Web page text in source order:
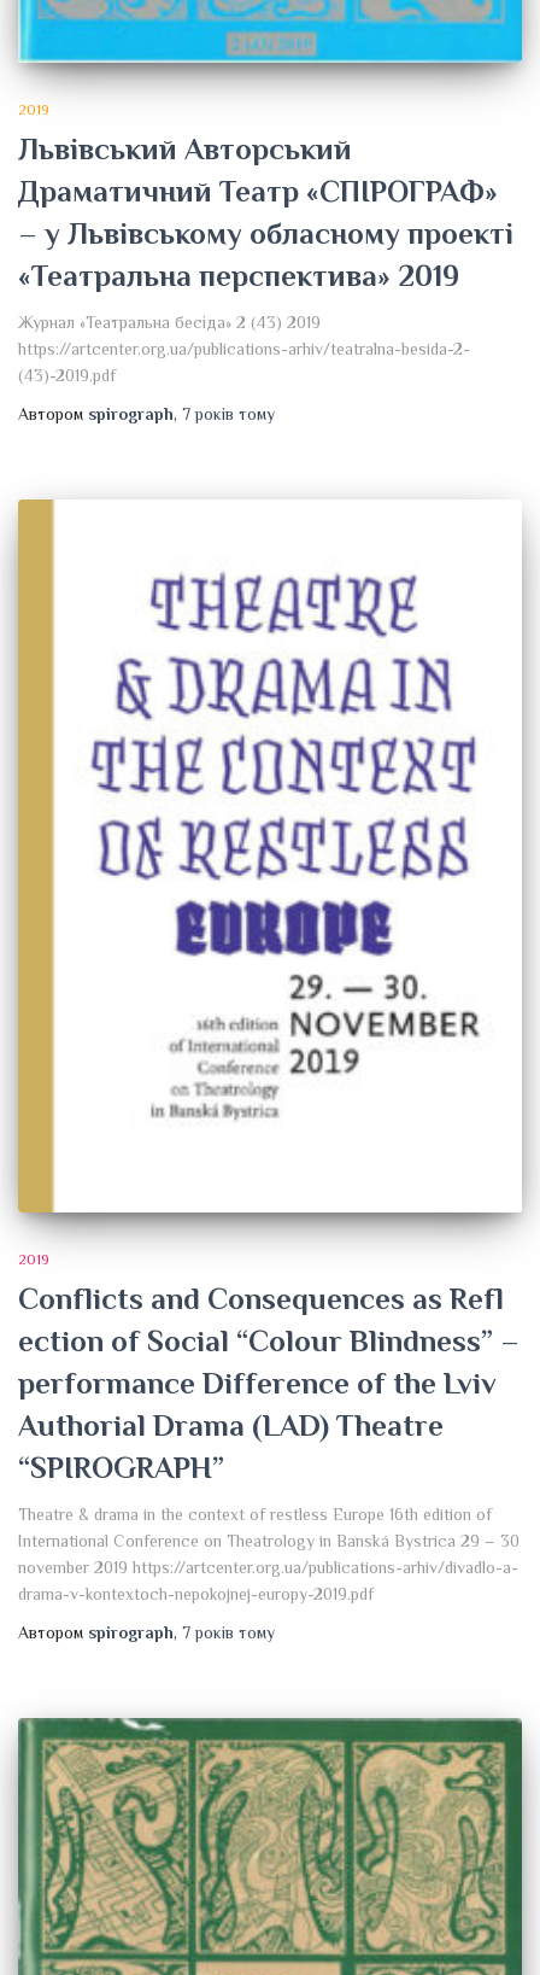
2019
Львівський Авторський
Драматичний Театр «СПІРОГРАФ»
– у Львівському обласному проекті
«Театральна перспектива» 2019
Журнал «Театральна бесіда» 2 (43) 2019
https://artcenter.org.ua/publications-arhiv/teatralna-besida-2-
(43)-2019.pdf
Автором spirograph, 7 років тому
2019
Conflicts and Consequences as Refl
ection of Social “Colour Blindness” –
performance Difference of the Lviv
Authorial Drama (LAD) Theatre
“SPIROGRAPH”
Theatre & drama in the context of restless Europe 16th edition of
International Conference on Theatrology in Banská Bystrica 29 – 30
november 2019 https://artcenter.org.ua/publications-arhiv/divadlo-a-
drama-v-kontextoch-nepokojnej-europy-2019.pdf
Автором spirograph, 7 років тому